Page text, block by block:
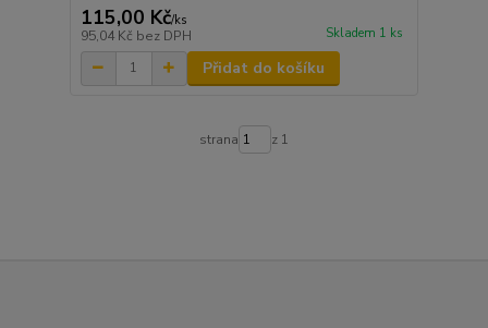
115,00 Kč/ks
95,04 Kč bez DPH Skladem 1 ks
Přidat do košíku
strana z 1